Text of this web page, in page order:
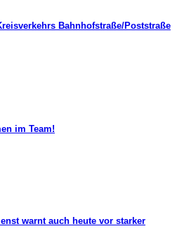
Bahnhofstraße/Poststraße
im Team!
warnt auch heute vor starker